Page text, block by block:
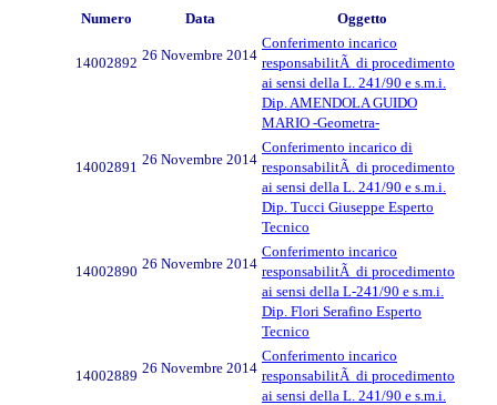
Numero Data Oggetto
14002892 26 Novembre 2014
Conferimento incarico
responsabilitÃ di procedimento
ai sensi della L. 241/90 e s.m.i.
Dip. AMENDOLA GUIDO
MARIO -Geometra-
14002891 26 Novembre 2014
Conferimento incarico di
responsabilitÃ di procedimento
ai sensi della L. 241/90 e s.m.i.
Dip. Tucci Giuseppe Esperto
Tecnico
14002890 26 Novembre 2014
Conferimento incarico
responsabilitÃ di procedimento
ai sensi della L-241/90 e s.m.i.
Dip. Flori Serafino Esperto
Tecnico
14002889 26 Novembre 2014
Conferimento incarico
responsabilitÃ di procedimento
ai sensi della L. 241/90 e s.m.i.